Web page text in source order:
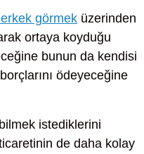
erkek görmek üzerinden
ortaya koyduğu
bunun da kendisi
ödeyeceğine
istediklerini
de daha kolay